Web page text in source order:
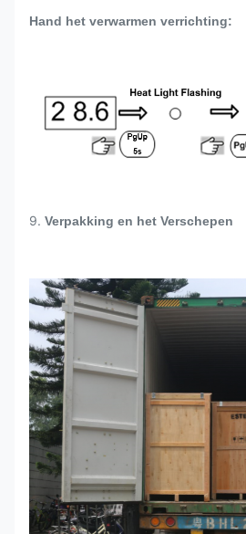
Hand het verwarmen verrichting:
9. Verpakking en het Verschepen